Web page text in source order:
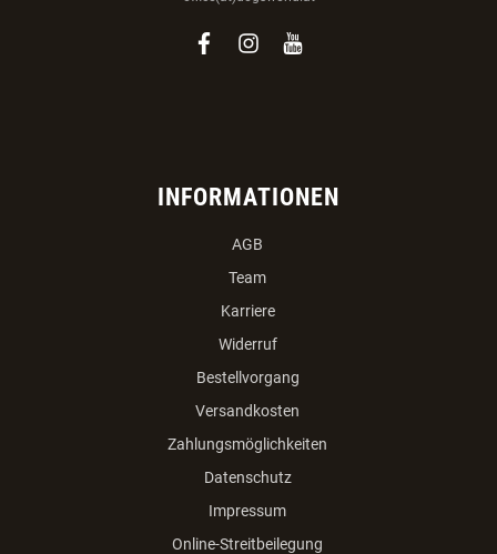
facebook
instagram
youtube
INFORMATIONEN
AGB
Team
Karriere
Widerruf
Bestellvorgang
Versandkosten
Zahlungsmöglichkeiten
Datenschutz
Impressum
Online-Streitbeilegung